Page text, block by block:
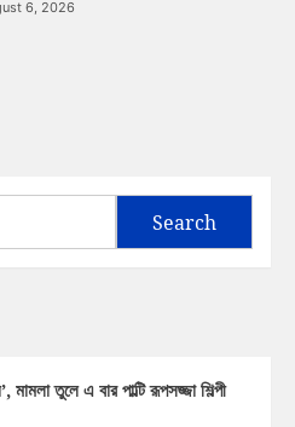
6, 2026
Search
মামলা তুলে এ বার পাল্টি রূপসজ্জা শিল্পী